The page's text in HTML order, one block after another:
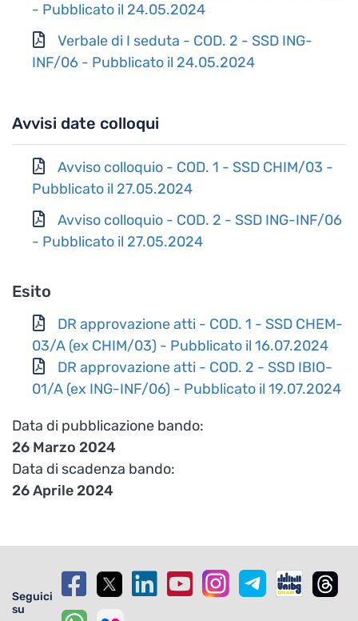
- Pubblicato il 24.05.2024
Verbale di I seduta - COD. 2 - SSD ING-
INF/06 - Pubblicato il 24.05.2024
Avvisi date colloqui
Avviso colloquio - COD. 1 - SSD CHIM/03 -
Pubblicato il 27.05.2024
Avviso colloquio - COD. 2 - SSD ING-INF/06
- Pubblicato il 27.05.2024
Esito
DR approvazione atti - COD. 1 - SSD CHEM-
03/A (ex CHIM/03) - Pubblicato il 16.07.2024
DR approvazione atti - COD. 2 - SSD IBIO-
01/A (ex ING-INF/06) - Pubblicato il 19.07.2024
Data di pubblicazione bando
26 Marzo 2024
Data di scadenza bando
26 Aprile 2024
Seguici
su